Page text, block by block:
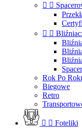
 
 
Rok Po
Biegowe
Retro
  Foteliki